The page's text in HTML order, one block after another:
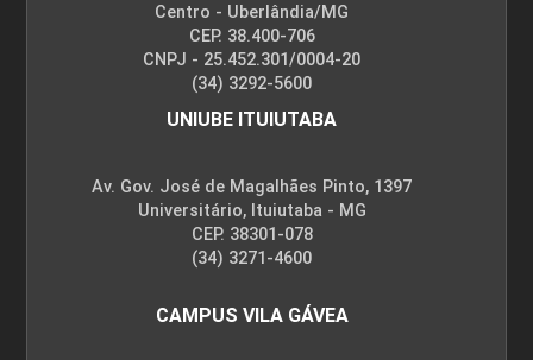
Centro - Uberlândia/MG
CEP. 38.400-706
CNPJ - 25.452.301/0004-20
(34) 3292-5600
UNIUBE ITUIUTABA
Av. Gov. José de Magalhães Pinto, 1397
Universitário, Ituiutaba - MG
CEP. 38301-078
(34) 3271-4600
CAMPUS VILA GÁVEA